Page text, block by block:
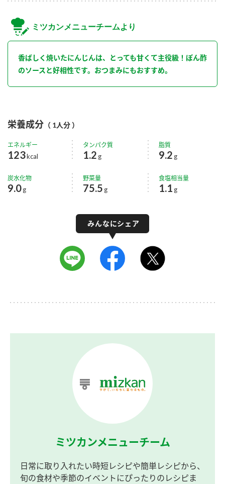
ミツカンメニューチームより
香ばしく焼いたにんじんは、とっても甘くて主役級！ぽん酢
のソースと好相性です。おつまみにもおすすめ。
栄養成分 （ 1人分 ）
エネルギー
123kcal
タンパク質
1.2 g
脂質
9.2 g
炭水化物
9.0g
野菜量
75.5 g
食塩相当量
1.1 g
ミツカンメニューチーム
日常に取り入れたい時短レシピや簡単レシピから、
旬の食材や季節のイベントにぴったりのレシピま